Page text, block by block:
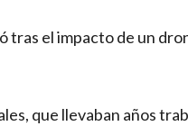
el impacto de un
que llevaban años